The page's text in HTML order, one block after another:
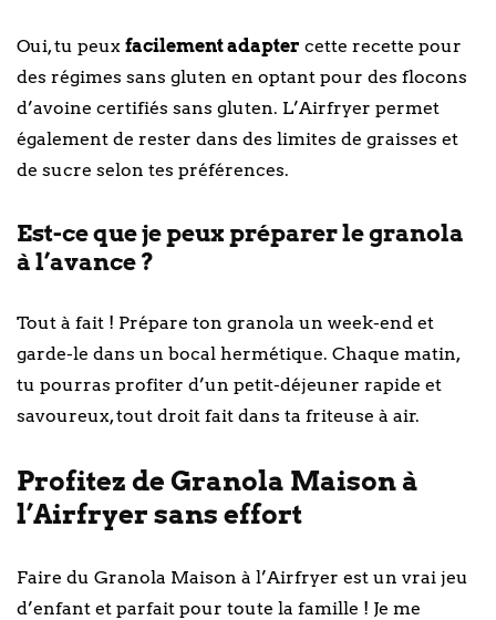
Oui, tu peux facilement adapter cette recette pour
des régimes sans gluten en optant pour des flocons
d’avoine certifiés sans gluten. L’Airfryer permet
également de rester dans des limites de graisses et
de sucre selon tes préférences.
Est-ce que je peux préparer le granola
à l’avance ?
Tout à fait ! Prépare ton granola un week-end et
garde-le dans un bocal hermétique. Chaque matin,
tu pourras profiter d’un petit-déjeuner rapide et
savoureux, tout droit fait dans ta friteuse à air.
Profitez de Granola Maison à
l’Airfryer sans effort
Faire du Granola Maison à l’Airfryer est un vrai jeu
d’enfant et parfait pour toute la famille ! Je me